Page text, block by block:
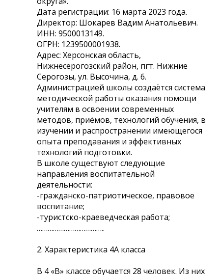
Дата регистрации: 16 марта 2023 года.
Директор: Шокарев Вадим Анатольевич.
ИНН: 9500013149.
ОГРН: 1239500001938.
Адрес: Херсонская область,
Нижнесерогозский район, пгт. Нижние
Серогозы, ул. Высочина, д. 6.
Администрацией школы создаётся система
методической работы оказания помощи
учителям в освоении современных
методов, приёмов, технологий обучения, в
изучении и распространении имеющегося
опыта преподавания и эффективных
технологий подготовки.
В школе существуют следующие
направления воспитательной
деятельности:
-гражданско-патриотическое, правовое
воспитание;
-туристско-краеведческая работа;
………………………………..
2. Характеристика 4А класса
В 4 «В» классе обучается 28 человек. Из них